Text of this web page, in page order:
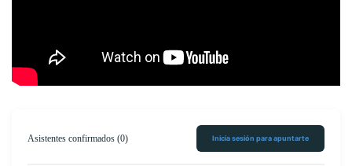
Asistentes confirmados (0) Inicia sesión para apuntarte